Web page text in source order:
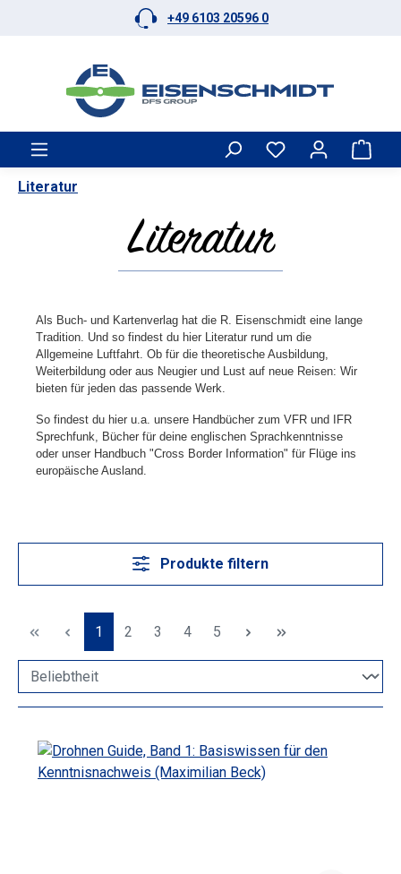
Zum Hauptinhalt springen+49 6103 20596 0
Literatur
Literatur
Als Buch- und Kartenverlag hat die R. Eisenschmidt eine lange
Tradition. Und so findest du hier Literatur rund um die
Allgemeine Luftfahrt. Ob für die theoretische Ausbildung,
Weiterbildung oder aus Neugier und Lust auf neue Reisen: Wir
bieten für jeden das passende Werk.
So findest du hier u.a. unsere Handbücher zum VFR und IFR
Sprechfunk, Bücher für deine englischen Sprachkenntnisse
oder unser Handbuch "Cross Border Information" für Flüge ins
europäische Ausland.
Produkte filtern
Seite
1 Seite
2 Seite
3 Seite
4 Seite
5